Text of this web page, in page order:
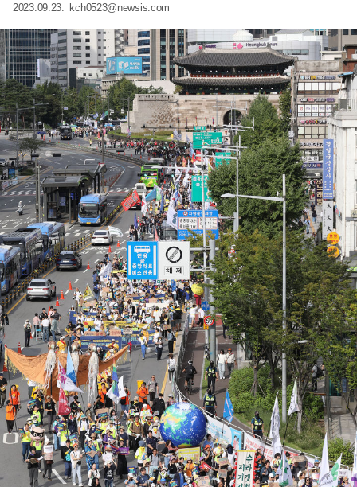
2023.09.23. kch0523@newsis.com